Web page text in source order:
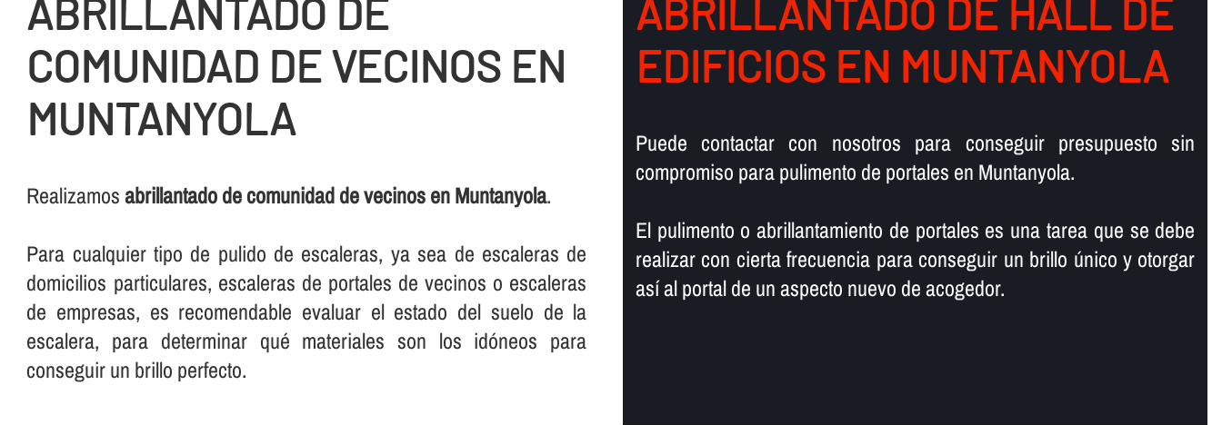
ABRILLANTADO DE
COMUNIDAD DE VECINOS EN
MUNTANYOLA
Realizamosabrillantado de comunidad de vecinos en Muntanyola.
Para cualquier tipo de pulido de escaleras, ya sea de escaleras de
domicilios particulares, escaleras de portales de vecinos o escaleras
de empresas, es recomendable evaluar el estado del suelo de la
escalera, para determinar qué materiales son los idóneos para
conseguir un brillo perfecto.
ABRILLANTADO DE HALL DE
EDIFICIOS EN MUNTANYOLA
Puede contactar con nosotros para conseguir presupuesto sin
compromiso para pulimento de portales en Muntanyola.
El pulimento o abrillantamiento de portales es una tarea que se debe
realizar con cierta frecuencia para conseguir un brillo único y otorgar
así­ al portal de un aspecto nuevo de acogedor.